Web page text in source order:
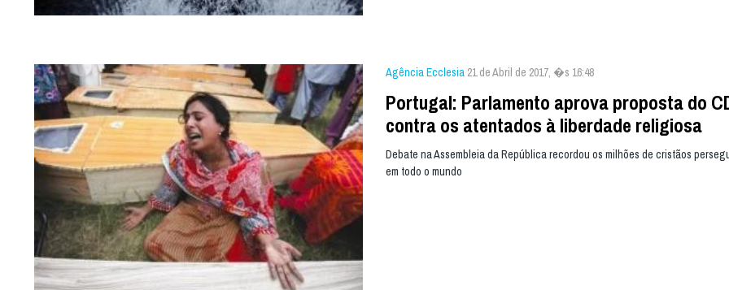
Agência Ecclesia 21 de Abril de 2017, �s 16:48
Portugal: Parlamento aprova proposta do
contra os atentados à liberdade religiosa
Debate na Assembleia da República recordou os milhões de cristãos
em todo o mundo